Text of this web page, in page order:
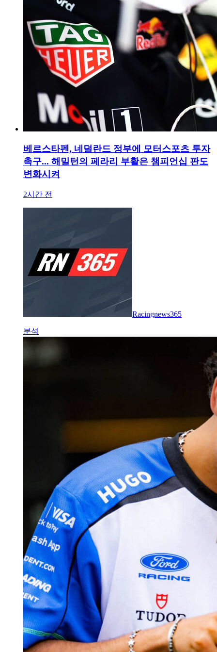
베르스타펜, 네덜란드 정부에 모터스포츠 투자
촉구... 해밀턴의 페라리 부활은 챔피언십 판도
변화시켜
2시간 전
Racingnews365
분석